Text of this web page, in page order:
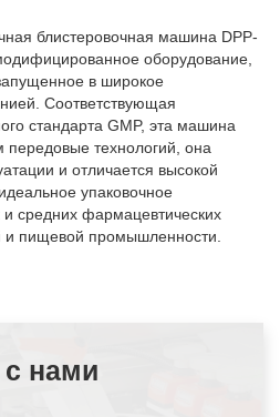
блистеровочная машина DPP-
оборудование,
в широкое
Соответствующая
стандарта GMP, эта машина
передовые технологий, она
и отличается высокой
упаковочное
средних фармацевтических
и пищевой промышленности.
нами